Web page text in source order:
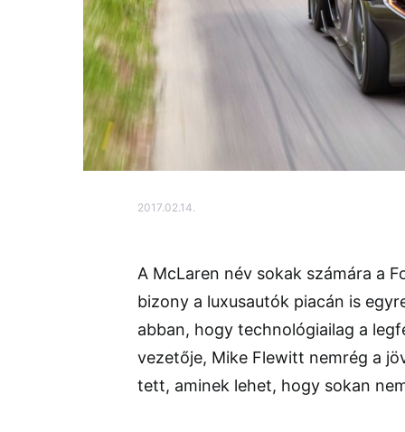
2017.02.14.
A McLaren név sokak számára a
bizony a luxusautók piacán is
abban, hogy technológiailag a
vezetője, Mike Flewitt nemrég a
tett, aminek lehet, hogy sokan